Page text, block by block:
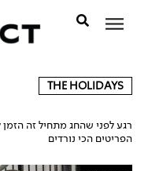
לתוכן
THE HOLIDAYS
רגע לפני שהחג מתחיל זה
הפריטים הכי נורדים